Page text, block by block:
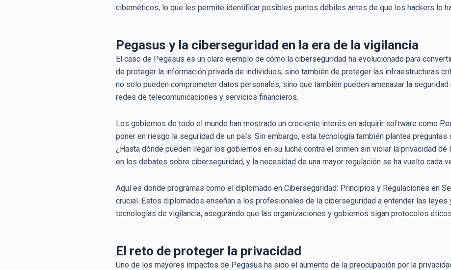
cibernéticos, lo que les permite identificar posibles puntos débiles antes de que los hackers lo
Pegasus y la ciberseguridad en la era de la vigilancia
El caso de Pegasus es un claro ejemplo de cómo la ciberseguridad ha evolucionado para
de proteger la información privada de individuos, sino también de proteger las infraestructuras
no solo pueden comprometer datos personales, sino que también pueden amenazar la
redes de telecomunicaciones y servicios financieros.
Los gobiernos de todo el mundo han mostrado un creciente interés en adquirir software como
poner en riesgo la seguridad de un país. Sin embargo, esta tecnología también plantea
¿Hasta dónde pueden llegar los gobiernos en su lucha contra el crimen sin violar la privacidad
en los debates sobre ciberseguridad, y la necesidad de una mayor regulación se ha vuelto cada
Aquí es donde programas como el diplomado en Ciberseguridad: Principios y Regulaciones en
crucial. Estos diplomados enseñan a los profesionales de la ciberseguridad a entender las leyes
tecnologías de vigilancia, asegurando que las organizaciones y gobiernos sigan protocolos
El reto de proteger la privacidad
Uno de los mayores impactos de Pegasus ha sido el aumento de la preocupación por la